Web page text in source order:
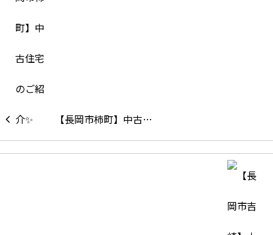
【長岡市柿町】中古…